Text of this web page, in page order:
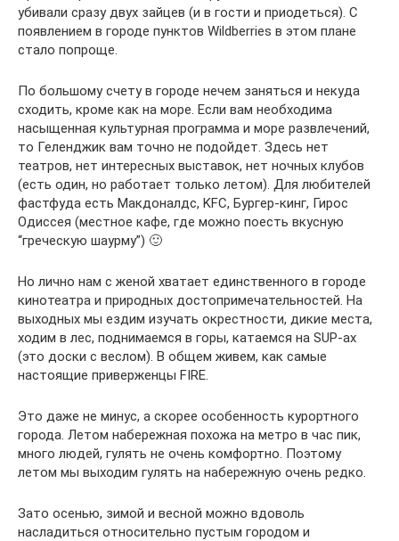
убивали сразу двух зайцев (и в гости и приодеться). С
появлением в городе пунктов Wildberries в этом плане
стало попроще.
По большому счету в городе нечем заняться и некуда
сходить, кроме как на море. Если вам необходима
насыщенная культурная программа и море развлечений,
то Геленджик вам точно не подойдет. Здесь нет
театров, нет интересных выставок, нет ночных клубов
(есть один, но работает только летом). Для любителей
фастфуда есть Макдоналдс, KFC, Бургер-кинг, Гирос
Одиссея (местное кафе, где можно поесть вкусную
“греческую шаурму”) 🙂
Но лично нам с женой хватает единственного в городе
кинотеатра и природных достопримечательностей. На
выходных мы ездим изучать окрестности, дикие места,
ходим в лес, поднимаемся в горы, катаемся на SUP-ах
(это доски с веслом). В общем живем, как самые
настоящие приверженцы FIRE.
Это даже не минус, а скорее особенность курортного
города. Летом набережная похожа на метро в час пик,
много людей, гулять не очень комфортно. Поэтому
летом мы выходим гулять на набережную очень редко.
Зато осенью, зимой и весной можно вдоволь
насладиться относительно пустым городом и